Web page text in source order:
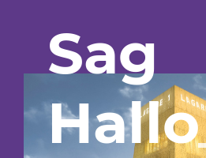
Sag
Hallo